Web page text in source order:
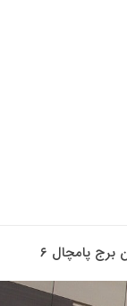
برج پامچال ۶